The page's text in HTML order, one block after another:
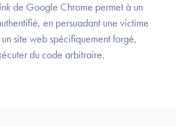
de Google Chrome permet à un
en persuadant une victime
site web spécifiquement forgé,
du code arbitraire.